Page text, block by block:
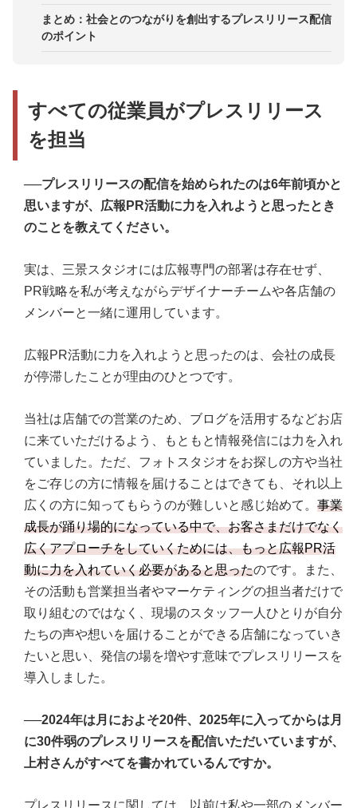
まとめ：社会とのつながりを創出するプレスリリース配信
のポイント
すべての従業員がプレスリリース
を担当
──プレスリリースの配信を始められたのは6年前頃かと
思いますが、広報PR活動に力を入れようと思ったとき
のことを教えてください。
実は、三景スタジオには広報専門の部署は存在せず、
PR戦略を私が考えながらデザイナーチームや各店舗の
メンバーと一緒に運用しています。
広報PR活動に力を入れようと思ったのは、会社の成長
が停滞したことが理由のひとつです。
当社は店舗での営業のため、ブログを活用するなどお店
に来ていただけるよう、もともと情報発信には力を入れ
ていました。ただ、フォトスタジオをお探しの方や当社
をご存じの方に情報を届けることはできても、それ以上
広くの方に知ってもらうのが難しいと感じ始めて。 事業
成長が踊り場的になっている中で、お客さまだけでなく
広くアプローチをしていくためには、もっと広報PR活
動に力を入れていく必要があると思ったのです。また、
その活動も営業担当者やマーケティングの担当者だけで
取り組むのではなく、現場のスタッフ一人ひとりが自分
たちの声や想いを届けることができる店舗になっていき
たいと思い、発信の場を増やす意味でプレスリリースを
導入しました。
──2024年は月におよそ20件、2025年に入ってからは月
に30件弱のプレスリリースを配信いただいていますが、
上村さんがすべてを書かれているんですか。